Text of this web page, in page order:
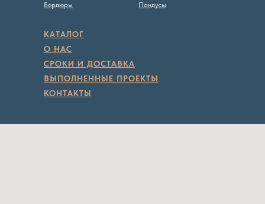
Пандусы
КАТАЛОГ
О НАС
СРОКИ И ДОСТАВКА
ВЫПОЛНЕННЫЕ ПРОЕКТЫ
КОНТАКТЫ
Бордюры